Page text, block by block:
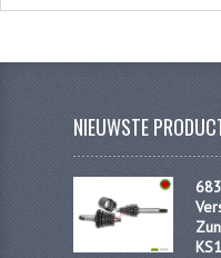
NIEUWSTE